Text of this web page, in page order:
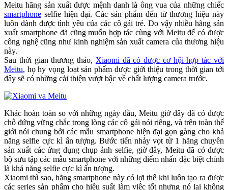
Meitu hãng sản xuất được mệnh danh là ông vua của những chiếc
smartphone selfie hiện đại. Các sản phẩm đến từ thương hiệu này
luôn dành được tình yêu của các cô gái trẻ. Do vậy nhiều hãng sản
xuất smartphone đã cũng muốn hợp tác cùng với Meitu để có được
công nghệ cũng như kinh nghiệm sản xuất camera của thương hiệu
này.
Sau thời gian thương thảo, Xiaomi đã có được cơ hội hợp tác với
Meitu, họ hy vọng loạt sản phẩm được giới thiệu trong thời gian tới
đây sẽ có những cải thiện vượt bậc về chất lượng camera trước.
Khác hoàn toàn so với những ngày đầu, Meitu giờ đây đã có được
chỗ đứng vững chắc trong lòng các cô gái nói riêng, và trên toàn thế
giới nói chung bởi các mẫu smartphone hiện đại gọn gàng cho khả
năng selfie cực kì ấn tượng. Bước tiến nhảy vọt từ 1 hãng chuyên
sản xuất các ứng dụng chụp ảnh selfie, giờ đây, Meitu đã có được
bộ sưu tập các mẫu smartphone với những điểm nhấn đặc biệt chính
là khả năng selfie cực kì ấn tượng.
Xiaomi thì sao, hãng smartphone này có lợi thế khi luôn tạo ra được
các series sản phẩm cho hiệu suất làm việc tốt nhưng nó lại không